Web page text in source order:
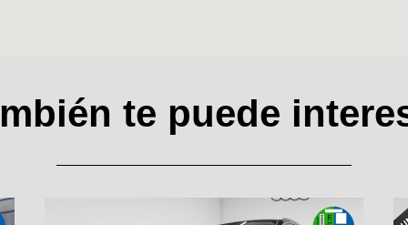
te puede